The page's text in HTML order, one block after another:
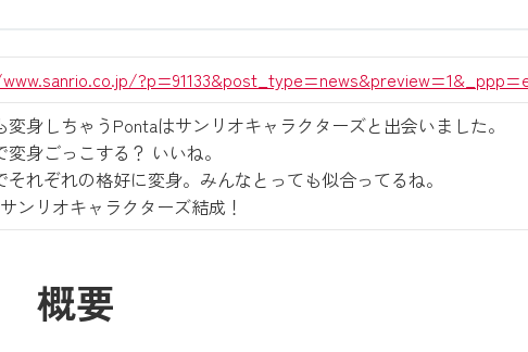
変身しちゃうPontaはサンリオキャラクターズと出会いました。
変身ごっこする？ いいね。
それぞれの格好に変身。みんなとっても似合ってるね。
ンリオキャラクターズ結成！
概要